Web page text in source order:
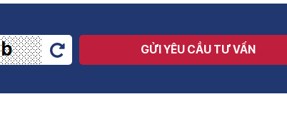
GỬI YÊU CẦU TƯ VẤN